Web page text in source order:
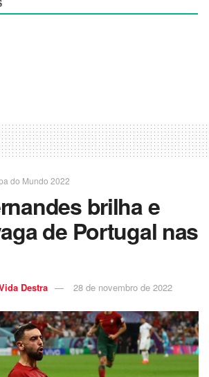
do Mundo 2022
brilha e
de Portugal nas
Destra 28 de novembro de 2022